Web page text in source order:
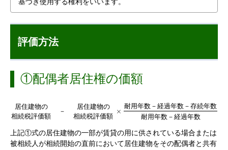
基づき使用する権利をいいます。
評価方法
①配偶者居住権の価額
居住建物の
相続税評価額
－
居住建物の
相続税評価額
×
耐用年数 －経過年数 －存続年数
耐用年数－ 経過年数
上記①式の居住建物の一部が賃貸の用に供されている場合または
被相続人が相続開始の直前において居住建物をその配偶者と共有